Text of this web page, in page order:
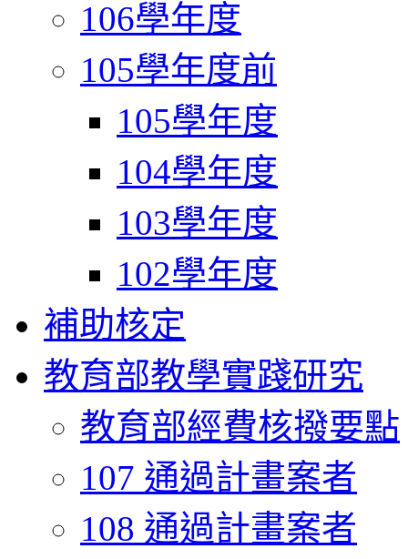
106學年度
105學年度前
105學年度
104學年度
103學年度
102學年度
補助核定
教育部教學實踐研究
教育部經費核撥要點
107 通過計畫案者
108 通過計畫案者